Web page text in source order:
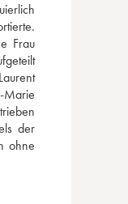
Frau
Marie
der
ohne